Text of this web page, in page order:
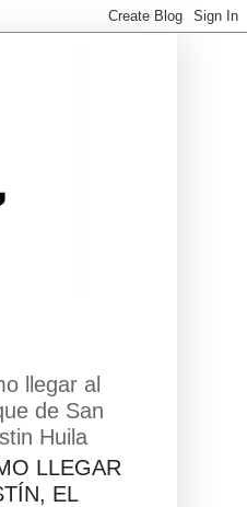
llegar al
de San
Huila
LLEGAR
EL